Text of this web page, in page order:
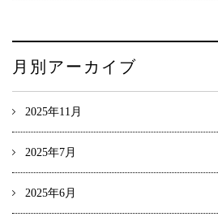
月別アーカイブ
2025年11月
2025年7月
2025年6月